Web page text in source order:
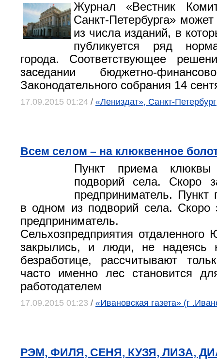
Журнал «Вестник
Санкт-Петербурга»
из числа изданий, в
публикуется ряд
города. Соответствующее
заседании бюджетно-
Законодательного собрания 14
17.09.2015 01:24 / «Лениздат», Санкт-Петербург
Всем селом – на клюквенное
Пункт приема
подворий села. Скоро
предприниматель.
в одном из подворий села. Скоро
предприниматель.
Сельхозпредприятия отдаленного
закрылись, и люди, не надеясь
безработице, рассчитывают
часто именно лес становится
работодателем
17.09.2015 01:23 / «Ивановская газета» (г
РЭМ, ФИЛЯ, СЕНЯ, КУЗЯ, ЛИЗА,